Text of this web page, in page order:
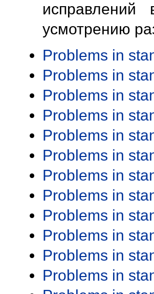
исправлений
усмотрению
Problems in
Problems in
Problems in
Problems in
Problems in
Problems in
Problems in
Problems in
Problems in
Problems in
Problems in
Problems in